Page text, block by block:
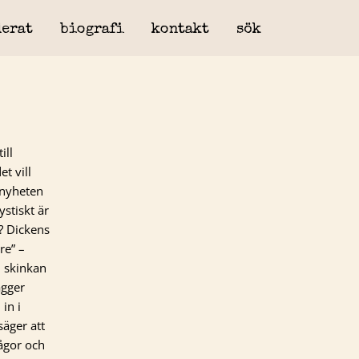
biografi kontakt sök
vill
är
Dickens
–
in i
att
och